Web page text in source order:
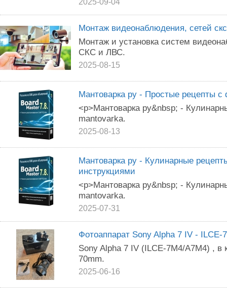
2025-09-04
Монтаж видеонаблюдения, сетей
Монтаж и устанoвкa систем
СКС и ЛВС.
2025-08-15
Мантоварка ру - Простые рецепты с
<p>Мантоварка ру&nbsp; -
mantovarka.
2025-08-13
Мантоварка ру - Кулинарные
инструкциями
<p>Мантоварка ру&nbsp; -
mantovarka.
2025-07-31
Фотоаппарат Sony Alpha 7 IV - ILCE-
Sony Alpha 7 IV (ILCE-7M4/A7M4) , в
70mm.
2025-06-16